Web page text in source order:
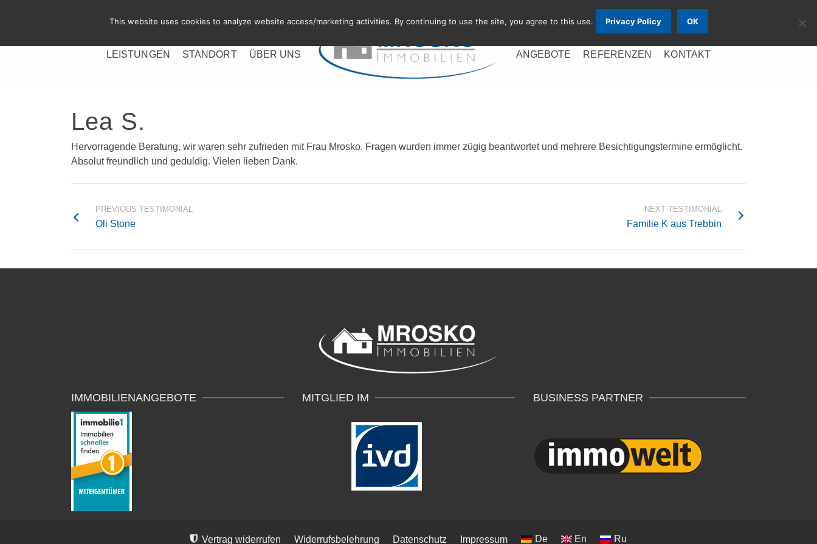
LEISTUNGEN STANDORT ÜBER UNS ANGEBOTE REFERENZEN KONTAKT
Lea S.
Hervorragende Beratung, wir waren sehr zufrieden mit Frau Mrosko. Fragen wurden immer zügig beantwortet und mehrere Besichtigungstermine ermöglicht.
Absolut freundlich und geduldig. Vielen lieben Dank.
PREVIOUS TESTIMONIAL
Oli Stone
NEXT TESTIMONIAL
Familie K aus Trebbin
IMMOBILIENANGEBOTE MITGLIED IM BUSINESS PARTNER
Vertrag widerrufen Widerrufsbelehrung Datenschutz Impressum De En Ru
This website uses cookies to analyze website access/marketing activities. By continuing to use the site, you agree to this use. Privacy Policy OK